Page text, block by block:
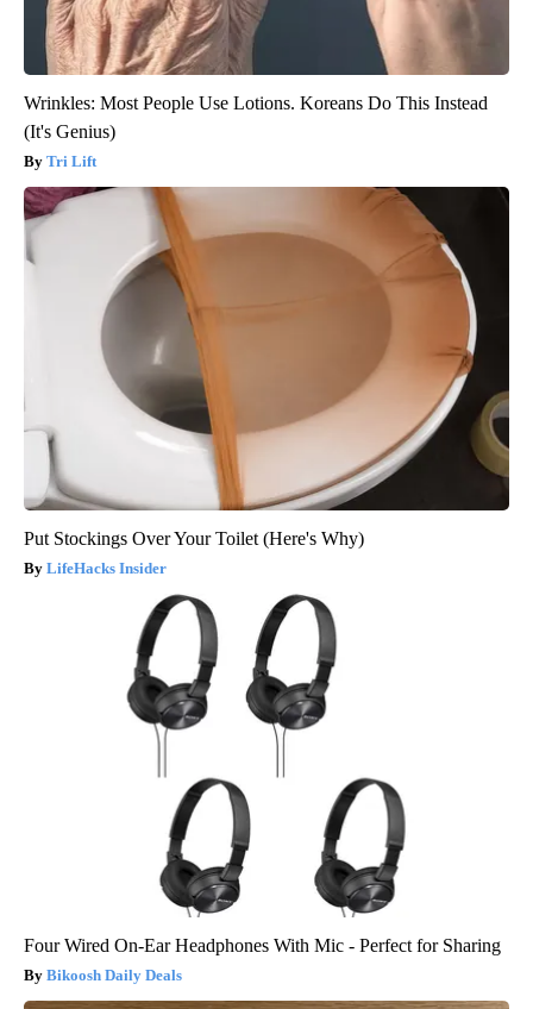
Wrinkles: Most People Use Lotions. Koreans Do This Instead
(It's Genius)
Tri Lift
Put Stockings Over Your Toilet (Here's Why)
LifeHacks Insider
Four Wired On-Ear Headphones With Mic - Perfect for Sharing
Bikoosh Daily Deals